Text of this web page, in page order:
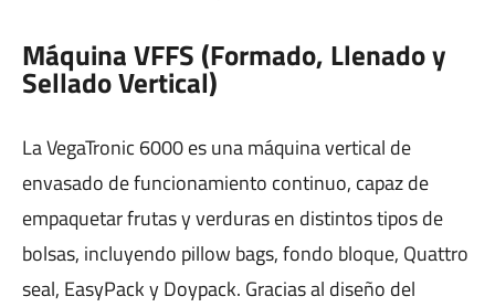
Máquina VFFS (Formado, Llenado y
Sellado Vertical)
La VegaTronic 6000 es una máquina vertical de
envasado de funcionamiento continuo, capaz de
empaquetar frutas y verduras en distintos tipos de
bolsas, incluyendo pillow bags, fondo bloque, Quattro
seal, EasyPack y Doypack. Gracias al diseño del